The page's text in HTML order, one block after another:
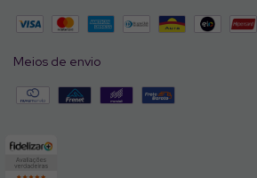
Meios de envio